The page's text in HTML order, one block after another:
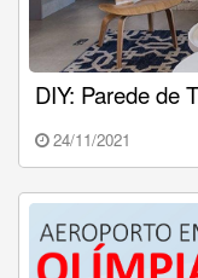
DIY: Parede de
24/11/2021